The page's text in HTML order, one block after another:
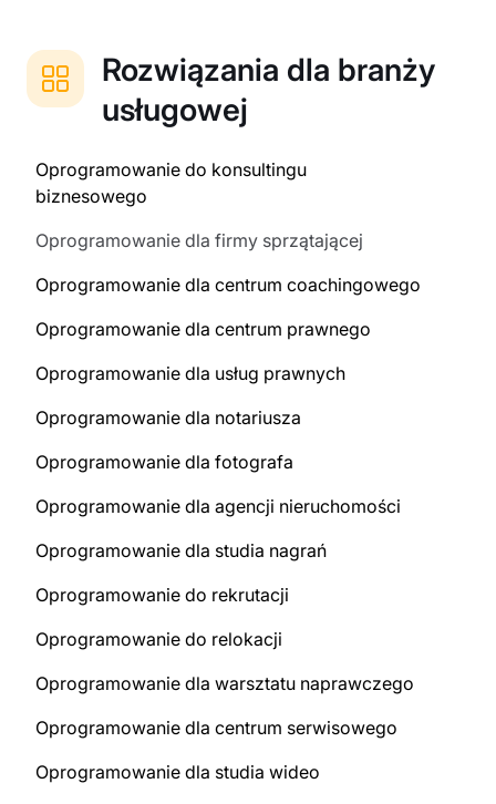
Rozwiązania dla branży
usługowej
Oprogramowanie do konsultingu
biznesowego
Oprogramowanie dla firmy sprzątającej
Oprogramowanie dla centrum coachingowego
Oprogramowanie dla centrum prawnego
Oprogramowanie dla usług prawnych
Oprogramowanie dla notariusza
Oprogramowanie dla fotografa
Oprogramowanie dla agencji nieruchomości
Oprogramowanie dla studia nagrań
Oprogramowanie do rekrutacji
Oprogramowanie do relokacji
Oprogramowanie dla warsztatu naprawczego
Oprogramowanie dla centrum serwisowego
Oprogramowanie dla studia wideo